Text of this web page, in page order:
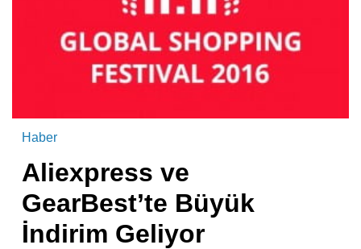
Haber
Aliexpress ve
GearBest’te Büyük
İndirim Geliyor